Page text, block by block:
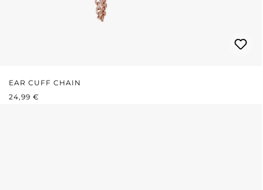
EAR CUFF CHAIN
PRIX RÉGULIER :
24,99 €